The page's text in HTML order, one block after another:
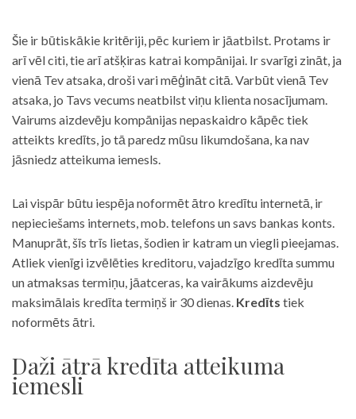
Šie ir būtiskākie kritēriji, pēc kuriem ir jāatbilst. Protams ir
arī vēl citi, tie arī atšķiras katrai kompānijai. Ir svarīgi zināt, ja
vienā Tev atsaka, droši vari mēģināt citā. Varbūt vienā Tev
atsaka, jo Tavs vecums neatbilst viņu klienta nosacījumam.
Vairums aizdevēju kompānijas nepaskaidro kāpēc tiek
atteikts kredīts, jo tā paredz mūsu likumdošana, ka nav
jāsniedz atteikuma iemesls.
Lai vispār būtu iespēja noformēt ātro kredītu internetā, ir
nepieciešams internets, mob. telefons un savs bankas konts.
Manuprāt, šīs trīs lietas, šodien ir katram un viegli pieejamas.
Atliek vienīgi izvēlēties kreditoru, vajadzīgo kredīta summu
un atmaksas termiņu, jāatceras, ka vairākums aizdevēju
maksimālais kredīta termiņš ir 30 dienas. Kredīts tiek
noformēts ātri.
Daži ātrā kredīta atteikuma
iemesli